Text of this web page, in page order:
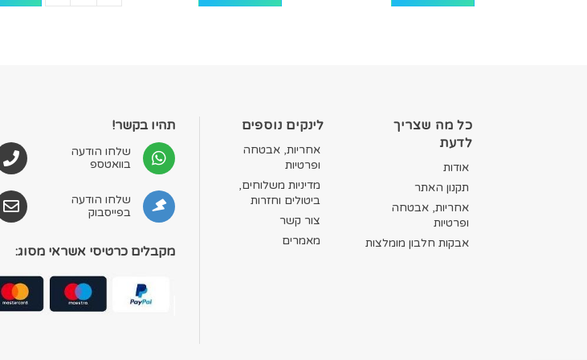
כל מה שצריך
לדעת
אודות
תקנון האתר
אחריות, אבטחה
ופרטיות
אבקות חלבון מומלצות
לינקים נוספים
אחריות, אבטחה
ופרטיות
מדיניות משלוחים,
ביטולים וחזרות
צור קשר
מאמרים
תהיו בקשר!
שלחו הודעה
בוואטספ
שלחו הודעה
בפייסבוק
מקבלים כרטיסי אשראי מסוג: